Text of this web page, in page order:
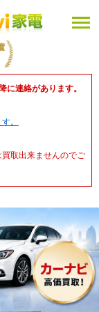
に連絡があります。
。
取出来ませんのでご